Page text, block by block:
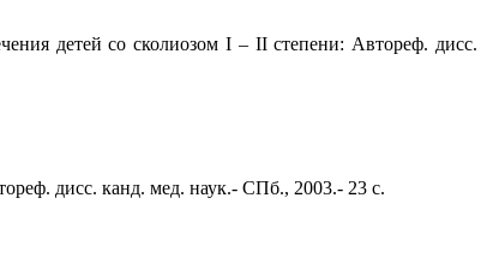
детей со сколиозом I – II степени: Автореф. дисс.
дисс. канд. мед. наук.- СПб., 2003.- 23 с.